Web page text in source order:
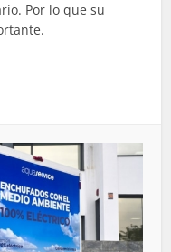
Por lo que su